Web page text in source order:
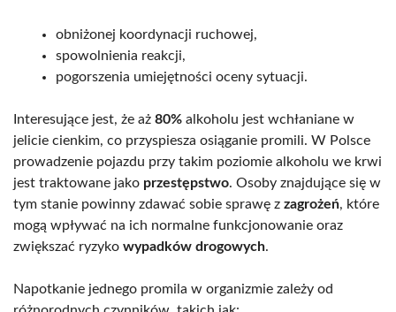
obniżonej koordynacji ruchowej,
spowolnienia reakcji,
pogorszenia umiejętności oceny sytuacji.
Interesujące jest, że aż 80% alkoholu jest wchłaniane w
jelicie cienkim, co przyspiesza osiąganie promili. W Polsce
prowadzenie pojazdu przy takim poziomie alkoholu we krwi
jest traktowane jako przestępstwo. Osoby znajdujące się w
tym stanie powinny zdawać sobie sprawę z zagrożeń, które
mogą wpływać na ich normalne funkcjonowanie oraz
zwiększać ryzyko wypadków drogowych.
Napotkanie jednego promila w organizmie zależy od